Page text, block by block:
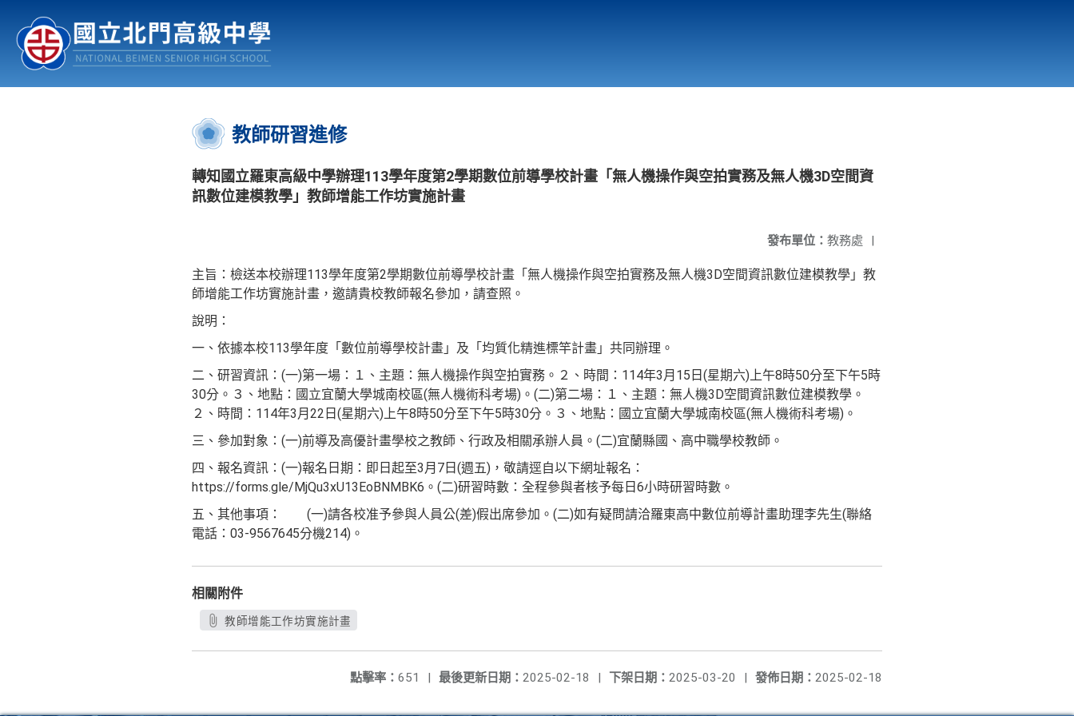
認識北中 行事曆
:::
教師研習進修
轉知國立羅東高級中學辦理113學年度第2學期數位前導學校計畫「無人機操作與空拍實務及無人機3D空間資
訊數位建模教學」教師增能工作坊實施計畫
發布單位： 教務處 |
主旨：檢送本校辦理113學年度第2學期數位前導學校計畫「無人機操作與空拍實務及無人機3D空間資訊數位建模教學」教
師增能工作坊實施計畫，邀請貴校教師報名參加，請查照。
說明：
一、依據本校113學年度「數位前導學校計畫」及「均質化精進標竿計畫」共同辦理。
二、研習資訊：(一)第一場：１、主題：無人機操作與空拍實務。２、時間：114年3月15日(星期六)上午8時50分至下午5時
30分。３、地點：國立宜蘭大學城南校區(無人機術科考場)。(二)第二場：１、主題：無人機3D空間資訊數位建模教學。
２、時間：114年3月22日(星期六)上午8時50分至下午5時30分。３、地點：國立宜蘭大學城南校區(無人機術科考場)。
三、參加對象：(一)前導及高優計畫學校之教師、行政及相關承辦人員。(二)宜蘭縣國、高中職學校教師。
四、報名資訊：(一)報名日期：即日起至3月7日(週五)，敬請逕自以下網址報名：
https://forms.gle/MjQu3xU13EoBNMBK6。(二)研習時數：全程參與者核予每日6小時研習時數。
五、其他事項： (一)請各校准予參與人員公(差)假出席參加。(二)如有疑問請洽羅東高中數位前導計畫助理李先生(聯絡
電話：03-9567645分機214)。
相關附件
教師增能工作坊實施計畫
發佈日期： 2025-02-18
下架日期： 2025-03-20 |
最後更新日期： 2025-02-18 |
點擊率： 651 |